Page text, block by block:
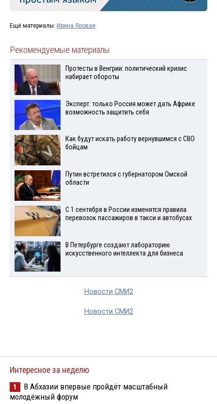
Ещё материалы: Ирина Яровая
Рекомендуемые материалы
Протесты в Венгрии: политический кризис
набирает обороты
Эксперт: только Россия может дать Африке
возможность защитить себя
Как будут искать работу вернувшимся с СВО
бойцам
Путин встретился с губернатором Омской
области
С 1 сентября в России изменятся правила
перевозок пассажиров в такси и автобусах
В Петербурге создают лабораторию
искусственного интеллекта для бизнеса
Новости СМИ2
Новости СМИ2
Интересное за неделю
1
В Абхазии впервые пройдёт масштабный
молодёжный форум